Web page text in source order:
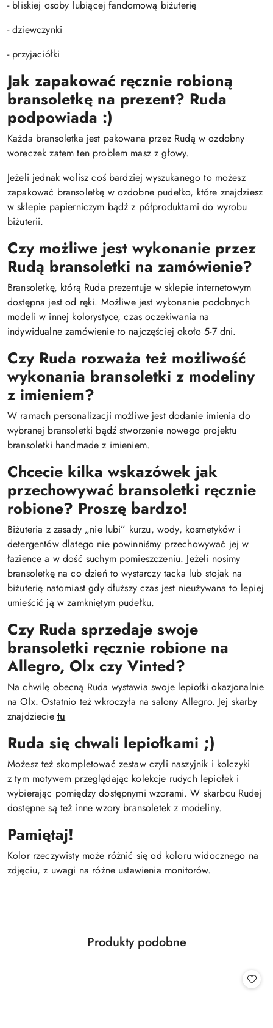
- bliskiej osoby lubiącej fandomową biżuterię
- dziewczynki
- przyjaciółki
Jak zapakować ręcznie robioną
bransoletkę na prezent? Ruda
podpowiada :)
Każda bransoletka jest pakowana przez Rudą w ozdobny
woreczek zatem ten problem masz z głowy.
Jeżeli jednak wolisz coś bardziej wyszukanego to możesz
zapakować bransoletkę w ozdobne pudełko, które znajdziesz
w sklepie papierniczym bądź z półproduktami do wyrobu
biżuterii.
Czy możliwe jest wykonanie przez
Rudą bransoletki na zamówienie?
Bransoletkę, którą Ruda prezentuje w sklepie internetowym
dostępna jest od ręki. Możliwe jest wykonanie podobnych
modeli w innej kolorystyce, czas oczekiwania na
indywidualne zamówienie to najczęściej około 5-7 dni.
Czy Ruda rozważa też możliwość
wykonania bransoletki z modeliny
z imieniem?
W ramach personalizacji możliwe jest dodanie imienia do
wybranej bransoletki bądź stworzenie nowego projektu
bransoletki handmade z imieniem.
Chcecie kilka wskazówek jak
przechowywać bransoletki ręcznie
robione? Proszę bardzo!
Biżuteria z zasady „nie lubi” kurzu, wody, kosmetyków i
detergentów dlatego nie powinniśmy przechowywać jej w
łazience a w dość suchym pomieszczeniu. Jeżeli nosimy
bransoletkę na co dzień to wystarczy tacka lub stojak na
biżuterię natomiast gdy dłuższy czas jest nieużywana to lepiej
umieścić ją w zamkniętym pudełku.
Czy Ruda sprzedaje swoje
bransoletki ręcznie robione na
Allegro, Olx czy Vinted?
Na chwilę obecną Ruda wystawia swoje lepiołki okazjonalnie
na Olx. Ostatnio też wkroczyła na salony Allegro. Jej skarby
znajdziecie tu
Ruda się chwali lepiołkami ;)
Możesz też skompletować zestaw czyli naszyjnik i kolczyki
z tym motywem przeglądając kolekcje rudych lepiołek i
wybierając pomiędzy dostępnymi wzorami. W skarbcu Rudej
dostępne są też inne wzory bransoletek z modeliny.
Pamiętaj!
Kolor rzeczywisty może różnić się od koloru widocznego na
zdjęciu, z uwagi na różne ustawienia monitorów.
Pomiń karuzelę produktów
Produkty
Produkty podobne